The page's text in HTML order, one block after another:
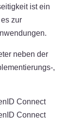
ist ein
zur
neben der
,
Connect
Connect